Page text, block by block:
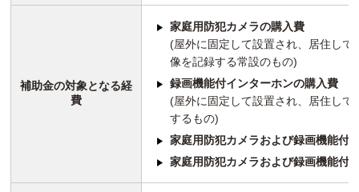
補助金の対象となる経
費
家庭用防犯カメラの購入費
(屋外に固定して設置され、居住し
像を記録する常設のもの)
録画機能付インターホンの購入費
(屋外に固定して設置され、居住し
するもの)
家庭用防犯カメラおよび録画機能付
家庭用防犯カメラおよび録画機能付